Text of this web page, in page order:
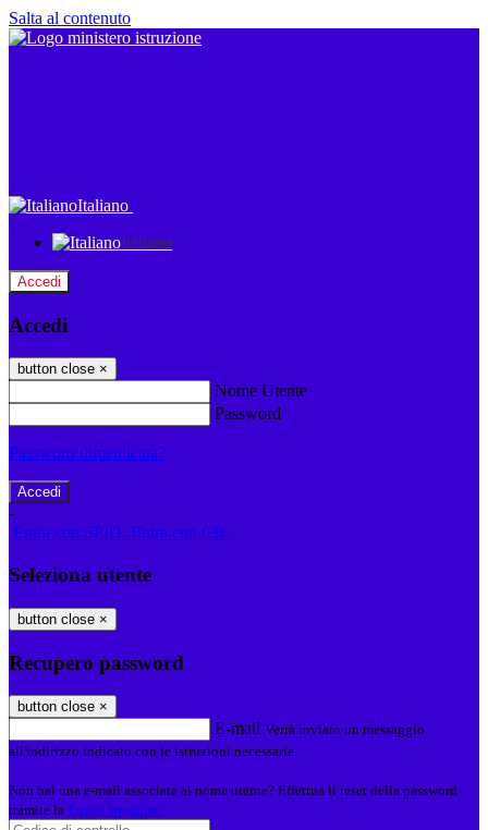
Salta al contenuto
Italiano
Italiano
Accedi
Accedi
button close ×
Nome Utente
Password
Password dimenticata?
-
Entra con SPID Entra con CIE
Seleziona utente
button close ×
Recupero password
button close ×
E-mail Verrà inviato un messaggio
all'indirizzo indicato con le istruzioni necessarie.
Non hai una e-mail associata al nome utente? Effettua il reset della password
tramite la Login Spaggiari